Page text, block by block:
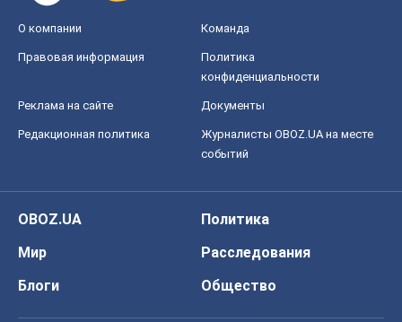
О компании Команда
Правовая информация
Политика
конфиденциальности
Реклама на сайте Документы
Редакционная политика
Журналисты OBOZ.UA на месте
событий
OBOZ.UA
Политика
Мир
Расследования
Блоги
Общество